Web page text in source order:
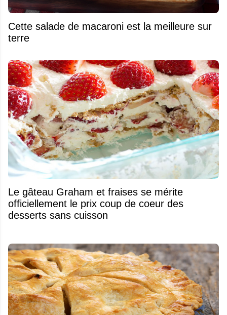
Cette salade de macaroni est la meilleure sur
terre
Le gâteau Graham et fraises se mérite
officiellement le prix coup de coeur des
desserts sans cuisson